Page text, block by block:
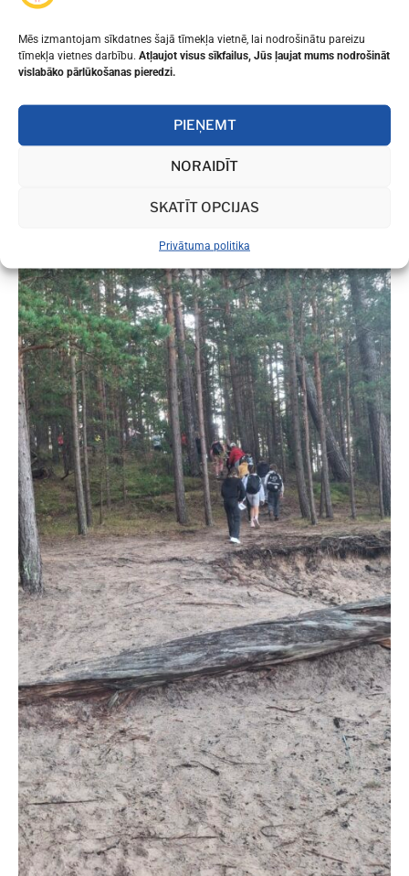
Mēs izmantojam sīkdatnes šajā tīmekļa vietnē, lai nodrošinātu pareizu
tīmekļa vietnes darbību. Atļaujot visus sīkfailus, Jūs ļaujat mums nodrošināt
vislabāko pārlūkošanas pieredzi.
PIEŅEMT
NORAIDĪT
SKATĪT OPCIJAS
Privātuma politika